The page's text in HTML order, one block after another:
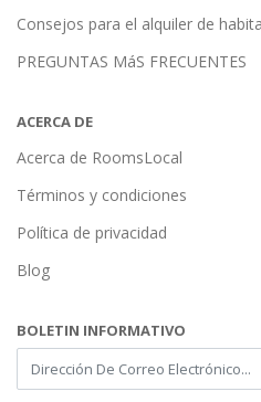
Consejos para el alquiler de
PREGUNTAS MáS FRECUENTES
ACERCA DE
Acerca de RoomsLocal
Términos y condiciones
Política de privacidad
Blog
BOLETIN INFORMATIVO